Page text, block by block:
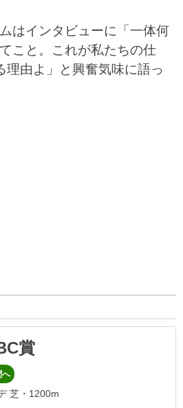
はインタビューに「一体何
こと。これが私たちの仕
理由よ」と興奮気味に語っ
賞
へ
芝・1200m